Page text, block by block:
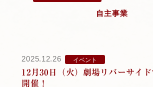
自主事業
2025.12.26 イベント
12月30日（火）劇場リバーサイドマーケット
開催！